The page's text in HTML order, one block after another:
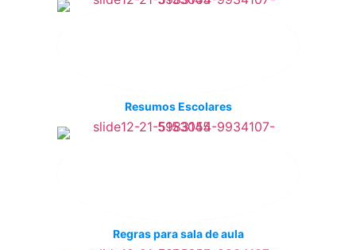
Resumos Escolares
Regras para sala de aula